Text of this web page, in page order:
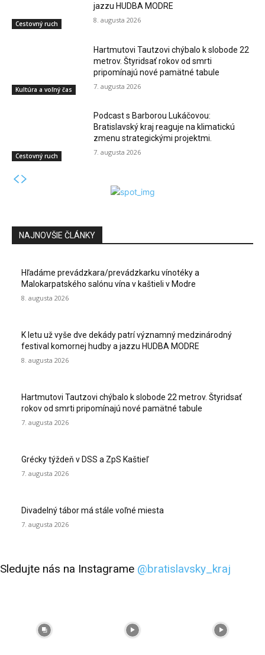
Cestovný ruch
jazzu HUDBA MODRE
8. augusta 2026
Kultúra a voľný čas
Hartmutovi Tautzovi chýbalo k slobode 22
metrov. Štyridsať rokov od smrti
pripomínajú nové pamätné tabule
7. augusta 2026
Cestovný ruch
Podcast s Barborou Lukáčovou:
Bratislavský kraj reaguje na klimatickú
zmenu strategickými projektmi.
7. augusta 2026
NAJNOVŠIE ČLÁNKY
Hľadáme prevádzkara/prevádzkarku vínotéky a
Malokarpatského salónu vína v kaštieli v Modre
8. augusta 2026
K letu už vyše dve dekády patrí významný medzinárodný
festival komornej hudby a jazzu HUDBA MODRE
8. augusta 2026
Hartmutovi Tautzovi chýbalo k slobode 22 metrov. Štyridsať
rokov od smrti pripomínajú nové pamätné tabule
7. augusta 2026
Grécky týždeň v DSS a ZpS Kaštieľ
7. augusta 2026
Divadelný tábor má stále voľné miesta
7. augusta 2026
Sledujte nás na Instagrame @bratislavsky_kraj